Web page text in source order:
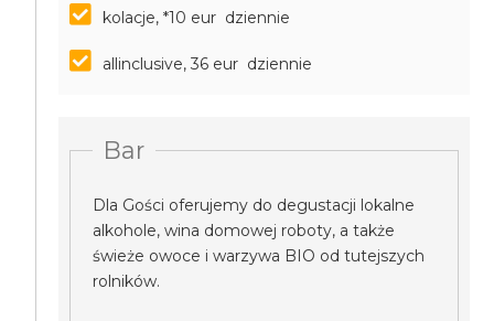
kolacje, *10 eur dziennie
allinclusive, 36 eur dziennie
Bar
Dla Gości oferujemy do degustacji lokalne
alkohole, wina domowej roboty, a także
świeże owoce i warzywa BIO od tutejszych
rolników.